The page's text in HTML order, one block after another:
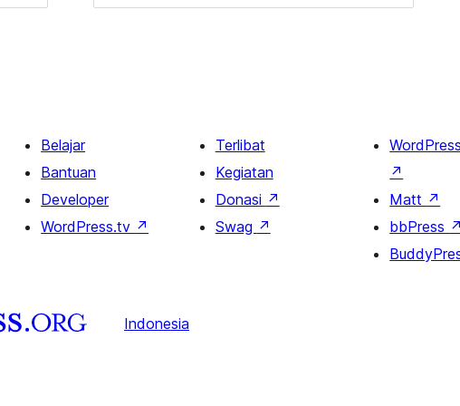
Belajar
Bantuan
Developer
WordPress.tv ↗
Terlibat
Kegiatan
Donasi ↗
Swag ↗
↗
Matt ↗
bbPress ↗
Indonesia